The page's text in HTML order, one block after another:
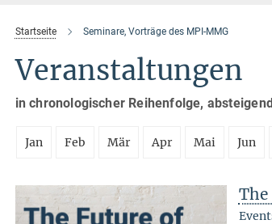
Startseite Seminare, Vorträge des MPI-MMG
Veranstaltungen
in chronologischer Reihenfolge,
Jan Feb Mär Apr Mai Jun